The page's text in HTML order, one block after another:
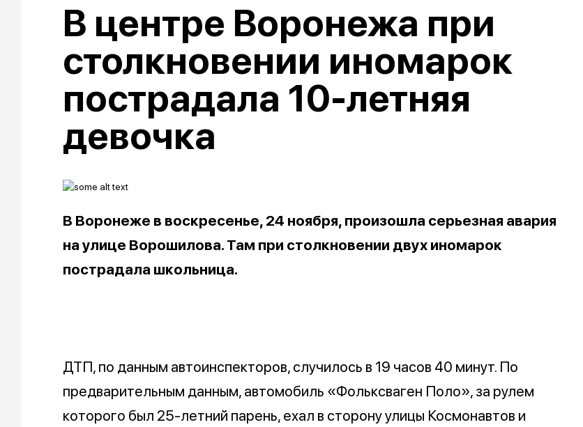
В центре Воронежа при
столкновении иномарок
пострадала 10-летняя
девочка
В Воронеже в воскресенье, 24 ноября, произошла серьезная авария
на улице Ворошилова. Там при столкновении двух иномарок
пострадала школьница.
ДТП, по данным автоинспекторов, случилось в 19 часов 40 минут. По
предварительным данным, автомобиль «Фольксваген Поло», за рулем
которого был 25-летний парень, ехал в сторону улицы Космонавтов и